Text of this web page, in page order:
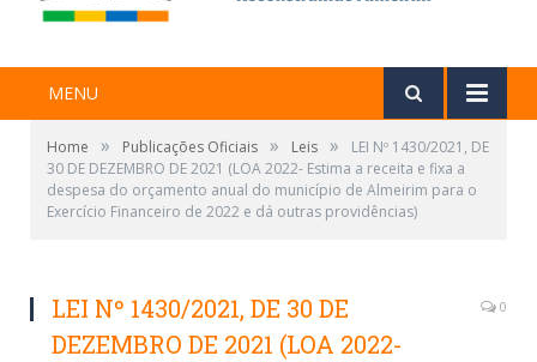
MENU
Home » Publicações Oficiais » Leis »
LEI Nº 1430/2021, DE
30 DE DEZEMBRO DE 2021 (LOA 2022- Estima a receita e fixa a
despesa do orçamento anual do município de Almeirim para o
Exercício Financeiro de 2022 e dá outras providências)
LEI Nº 1430/2021, DE 30 DE
DEZEMBRO DE 2021 (LOA 2022-
0